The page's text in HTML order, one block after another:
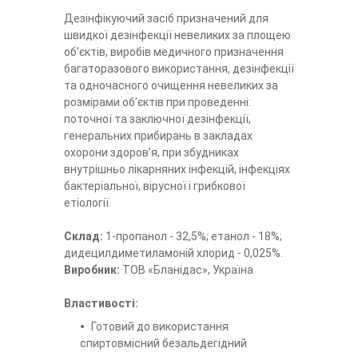
Дезінфікуючий засіб призначений для
швидкої дезінфекції невеликих за площею
об’єктів, виробів медичного призначення
багаторазового використання, дезінфекції
та одночасного очищення невеликих за
розмірами об’єктів при проведенні:
поточної та заключної дезінфекції,
генеральних прибирань в закладах
охорони здоров’я, при збудниках
внутрішньо лікарняних інфекцій, інфекціях
бактеріальної, вірусної і грибкової
етіології.
Склад: 1-пропанол - 32,5%; етанол - 18%;
дидецилдиметиламоній хлорид - 0,025%.
Виробник: ТОВ «Бланідас», Україна
Властивості:
Готовий до використання
спиртовмісний безальдегідний